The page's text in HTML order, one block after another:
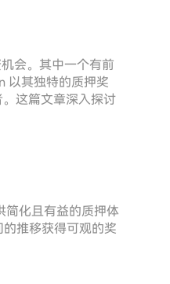
会。其中一个有前
以其独特的质押奖
这篇文章深入探讨
简化且有益的质押体
推移获得可观的奖